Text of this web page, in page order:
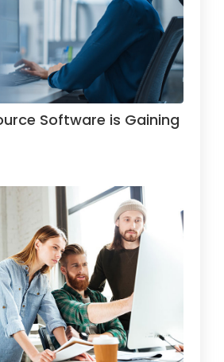
Software is Gaining